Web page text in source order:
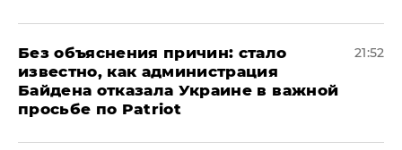
Без объяснения причин: стало
известно, как администрация
Байдена отказала Украине в важной
просьбе по Patriot
21:52